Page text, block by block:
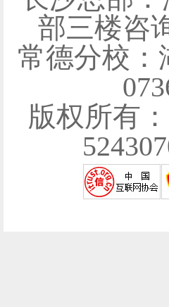
部三楼咨
常德分校
版权所有